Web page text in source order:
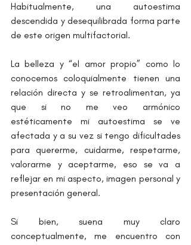
Habitualmente, una autoestima
descendida y desequilibrada forma parte
de este origen multifactorial.
La belleza y “el amor propio” como lo
conocemos coloquialmente tienen una
relación directa y se retroalimentan, ya
que si no me veo armónico
estéticamente mi autoestima se ve
afectada y a su vez si tengo dificultades
para quererme, cuidarme, respetarme,
valorarme y aceptarme, eso se va a
reflejar en mi aspecto, imagen personal y
presentación general.
Si bien, suena muy claro
conceptualmente, me encuentro con